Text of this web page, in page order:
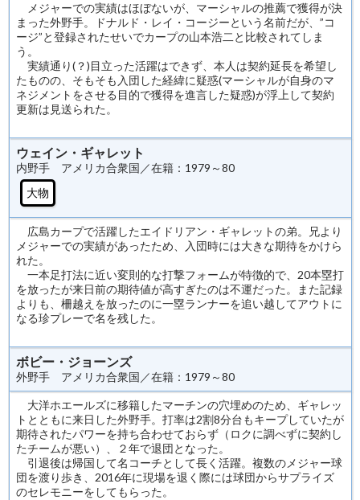
メジャーでの実績はほぼないが、マーシャルの推薦で獲得が決
まった外野手。ドナルド・レイ・コージーという名前だが、”コ
ージ”と登録されたせいでカープの山本浩二と比較されてしま
う。
実績通り(？)目立った活躍はできず、本人は契約延長を希望し
たものの、そもそも入団した経緯に疑惑(マーシャルが自身のマ
ネジメントをさせる目的で獲得を進言した疑惑)が浮上して契約
更新は見送られた。
ウェイン・ギャレット
内野手 アメリカ合衆国／在籍：1979～80
大物
広島カープで活躍したエイドリアン・ギャレットの弟。兄より
メジャーでの実績があったため、入団時には大きな期待をかけら
れた。
一本足打法に近い変則的な打撃フォームが特徴的で、20本塁打
を放ったが来日前の期待値が高すぎたのは不運だった。また記録
よりも、柵越えを放ったのに一塁ランナーを追い越してアウトに
なる珍プレーで名を残した。
ボビー・ジョーンズ
外野手 アメリカ合衆国／在籍：1979～80
大洋ホエールズに移籍したマーチンの穴埋めのため、ギャレッ
トとともに来日した外野手。打率は2割8分台もキープしていたが
期待されたパワーを持ち合わせておらず（ロクに調べずに契約し
たチームが悪い）、２年で退団となった。
引退後は帰国して名コーチとして長く活躍。複数のメジャー球
団を渡り歩き、2016年に現場を退く際には球団からサプライズ
のセレモニーをしてもらった。